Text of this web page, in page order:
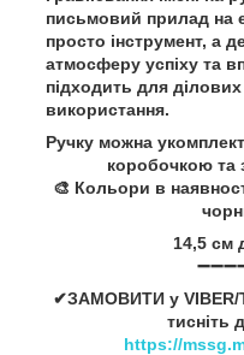
письмовий прилад на
просто інструмент, а
атмосферу успіху та
підходить для
використання.
Ручку можна
коробочкою та
🎨 Кольори в
14,5 см
✔ЗАМОВИТИ у VIBER/
тисніть
https://